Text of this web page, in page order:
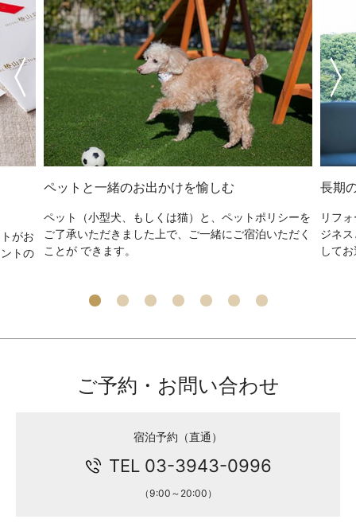
がお
トの
ペットと一緒のお出かけを愉しむ
ペット（小型犬、もしくは猫）と、ペットポリシーを
ご了承いただきました上で、ご一緒にご宿泊いただく
ことが できます。
長期
リフ
ジネ
して
ご予約・お問い合わせ
宿泊予約（直通）
TEL 03-3943-0996
（9:00～20:00）